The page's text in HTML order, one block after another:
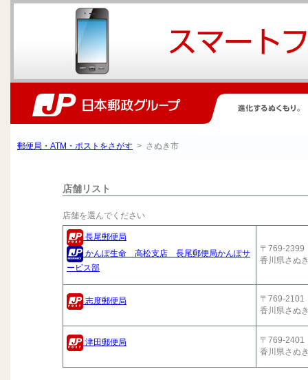
郵便局・ATM・ポストをさがす > さぬき市
店舗リスト
店舗を選んでください
長尾郵便局
かんぽ生命 高松支店 長尾郵便局かんぽサ
ービス部
〒769-2399
香川県さぬ
志度郵便局
〒769-2101
香川県さぬ
津田郵便局
〒769-2401
香川県さぬ